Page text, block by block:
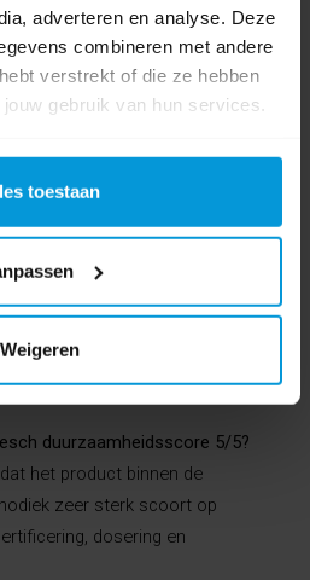
adverteren en analyse. Deze
combineren met andere
verstrekt of die ze hebben
gebruik van hun services.
toestaan
Weigeren
voor professioneel
krachtige bleekwerking met
verpakking. Dat is vooral
voor gekleurde vlekken zoals
verkleuringen in
duurzaamheidsscore 5/5?
het product binnen de
zeer sterk scoort op
dosering en